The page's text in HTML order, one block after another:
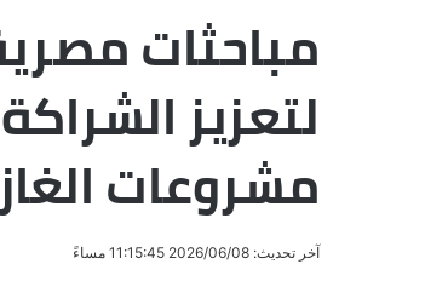
مباحثات
لتعزيز
مشروعات
آخر تحديث: 2026/06/08 11:15:45 مساءً